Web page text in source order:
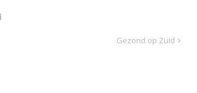
Gezond op Zuid